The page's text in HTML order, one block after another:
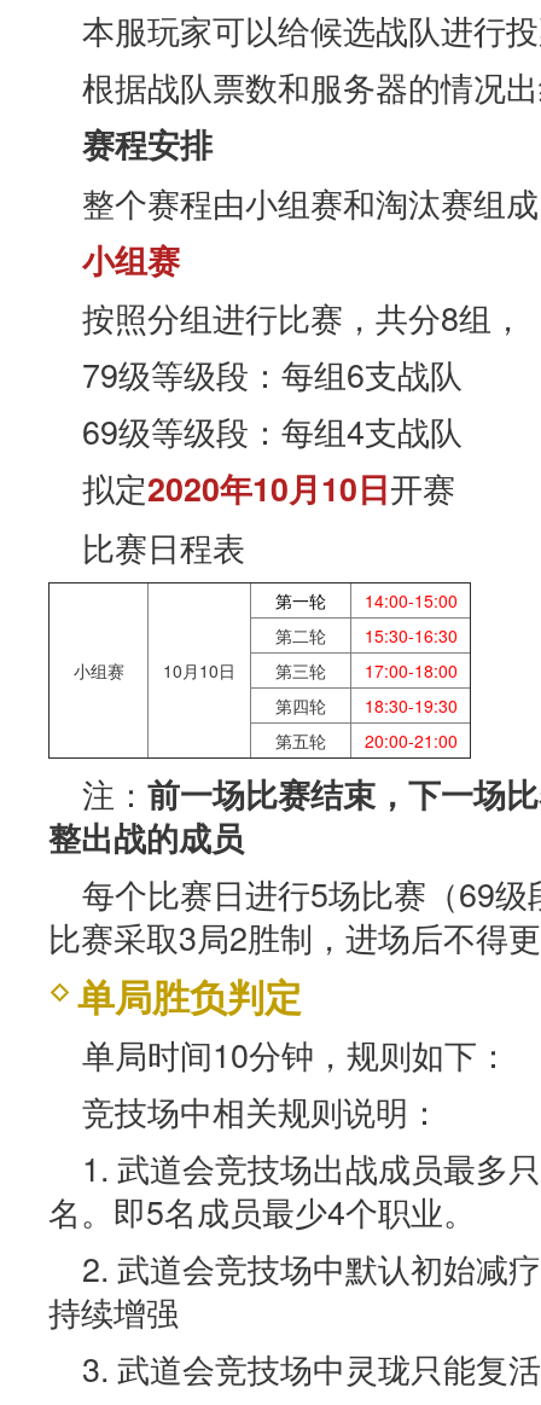
本服玩家可以给候选战队进行
根据战队票数和服务器的情况
赛程安排
整个赛程由小组赛和淘汰赛组
小组赛
按照分组进行比赛，共分8组，
79级等级段：每组6支战队
69级等级段：每组4支战队
拟定2020年10月10日开赛
比赛日程表
小组赛 10月10日
第一轮
14:00-15:00
第二轮
15:30-16:30
第三轮
17:00-18:00
第四轮
18:30-19:30
第五轮
20:00-21:00
注： 前一场比赛结束，下一场
整出战的成员
每个比赛日进行5场比赛（69
比赛采取3局2胜制，进场后不得
单局胜负判定
单局时间10分钟，规则如下：
竞技场中相关规则说明：
1. 武道会竞技场出战成员最多
名。即5名成员最少4个职业。
2. 武道会竞技场中默认初始减
持续增强
3. 武道会竞技场中灵珑只能复